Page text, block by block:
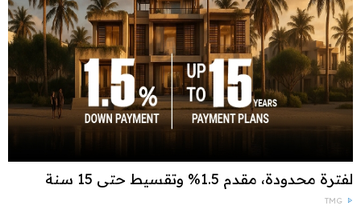
لفترة محدودة، مقدم 1.5% وتقسيط حتى 15 سنة
TMG